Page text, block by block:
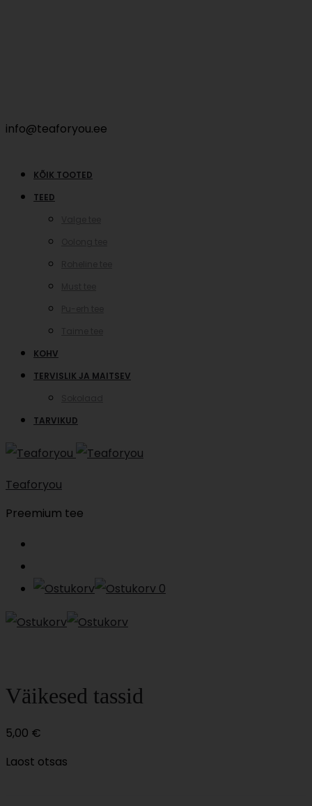
info@teaforyou.ee
KÕIK TOOTED
TEED
KOHV
TERVISLIK JA MAITSEV
TARVIKUD
Teaforyou
Preemium tee
0
Väikesed tassid
5,00 €
Laost otsas